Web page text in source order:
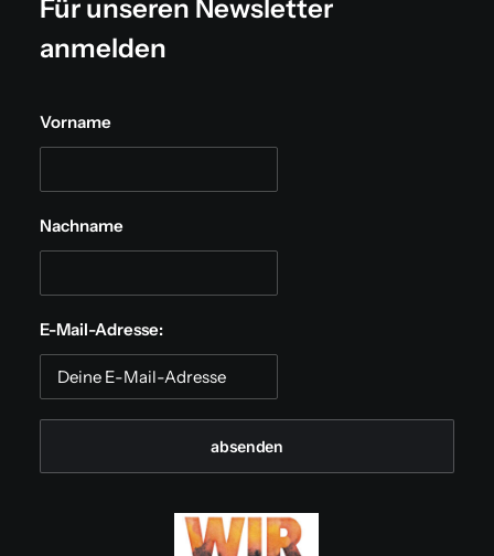
Für unseren Newsletter
anmelden
Vorname
Nachname
E-Mail-Adresse: